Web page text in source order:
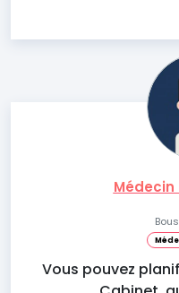
Médecin
Vous pouvez